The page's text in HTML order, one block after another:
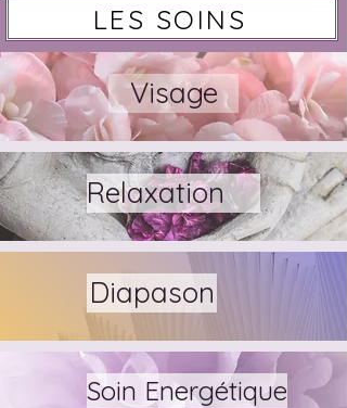
LES SOINS
Visage
Relaxation
Diapason
Soin Energétique